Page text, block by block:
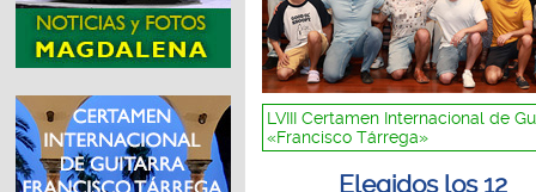
LVIII Certamen Internacional de
«Francisco Tárrega»
Elegidos los 12